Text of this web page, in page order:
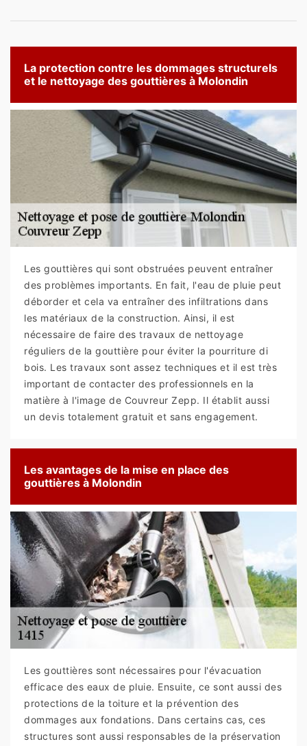
La protection contre les dommages structurels
et le nettoyage des gouttières à Molondin
Les gouttières qui sont obstruées peuvent entraîner
des problèmes importants. En fait, l'eau de pluie peut
déborder et cela va entraîner des infiltrations dans
les matériaux de la construction. Ainsi, il est
nécessaire de faire des travaux de nettoyage
réguliers de la gouttière pour éviter la pourriture di
bois. Les travaux sont assez techniques et il est très
important de contacter des professionnels en la
matière à l'image de Couvreur Zepp. Il établit aussi
un devis totalement gratuit et sans engagement.
Les avantages de la mise en place des
gouttières à Molondin
Les gouttières sont nécessaires pour l'évacuation
efficace des eaux de pluie. Ensuite, ce sont aussi des
protections de la toiture et la prévention des
dommages aux fondations. Dans certains cas, ces
structures sont aussi responsables de la préservation